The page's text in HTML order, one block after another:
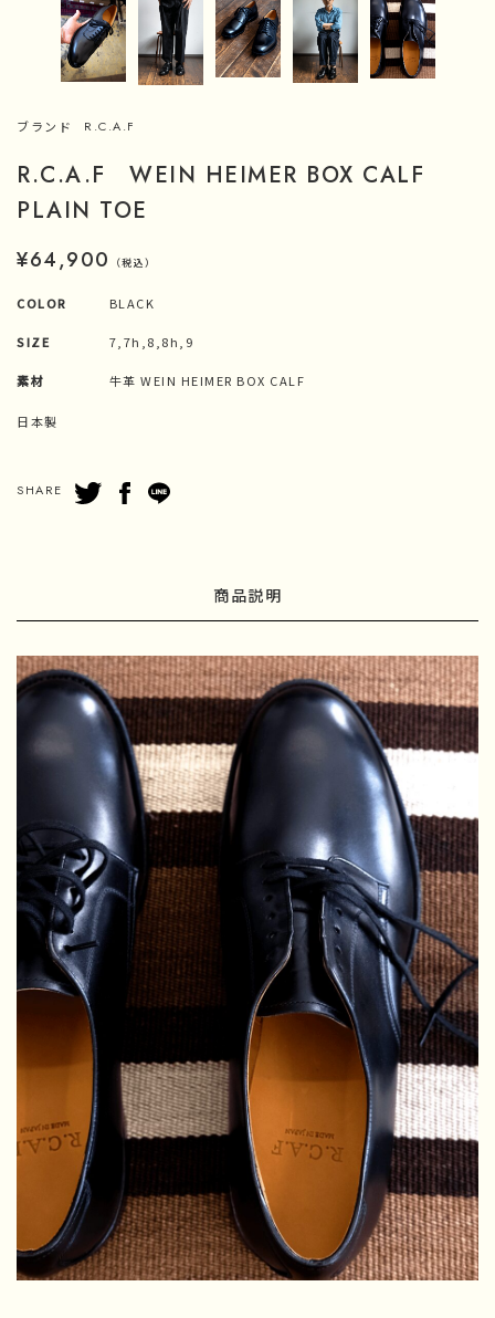
ブランド R.C.A.F
R.C.A.F WEIN HEIMER BOX CALF
PLAIN TOE
¥64,900 （税込）
COLOR BLACK
SIZE 7,7h,8,8h,9
素材 牛革 WEIN HEIMER BOX CALF
日本製
SHARE
商品説明